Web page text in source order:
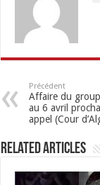
Précédent
Affaire du
au 6 avril
appel (Cour
Related Articles